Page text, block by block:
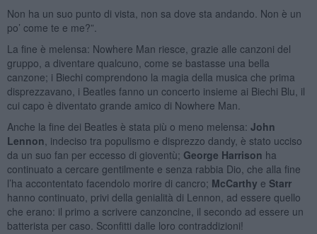
Non ha un suo punto di vista, non sa dove sta andando. Non è un
po’ come te e me?”.
La fine è melensa: Nowhere Man riesce, grazie alle canzoni del
gruppo, a diventare qualcuno, come se bastasse una bella
canzone; i Biechi comprendono la magia della musica che prima
disprezzavano, i Beatles fanno un concerto insieme ai Biechi Blu, il
cui capo è diventato grande amico di Nowhere Man.
Anche la fine dei Beatles è stata più o meno melensa: John
Lennon , indeciso tra populismo e disprezzo dandy, è stato ucciso
da un suo fan per eccesso di gioventù; George Harrison ha
continuato a cercare gentilmente e senza rabbia Dio, che alla fine
l’ha accontentato facendolo morire di cancro; McCarthy e Starr
hanno continuato, privi della genialità di Lennon, ad essere quello
che erano: il primo a scrivere canzoncine, il secondo ad essere un
batterista per caso. Sconfitti dalle loro contraddizioni!